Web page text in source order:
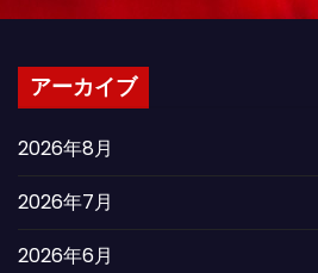
アーカイブ
2026年8月
2026年7月
2026年6月